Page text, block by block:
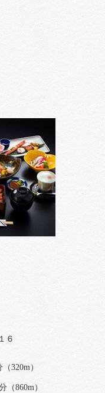
６
320m）
860m）